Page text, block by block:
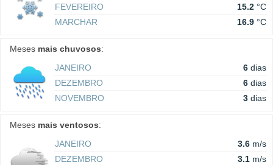
FEVEREIRO
15.2 °C
MARCHAR
16.9 °C
Meses mais chuvosos:
JANEIRO
6 dias
DEZEMBRO
6 dias
NOVEMBRO
3 dias
Meses mais ventosos:
JANEIRO
3.6 m/s
DEZEMBRO
3.1 m/s